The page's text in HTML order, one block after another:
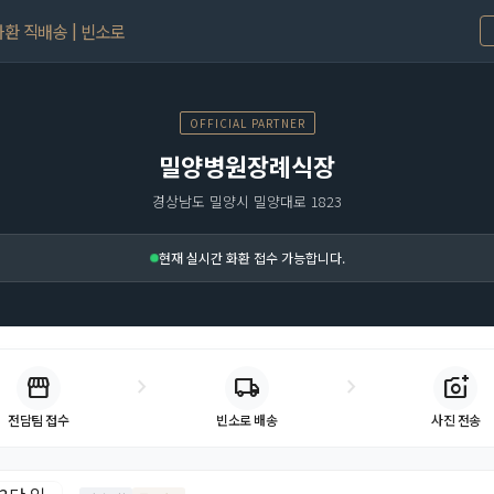
직배송 | 빈소로
OFFICIAL PARTNER
밀양병원장례식장
경상남도 밀양시 밀양대로 1823
현재 실시간 화환 접수 가능합니다.
storefront
전담팀 접수
chevron_right local_shipping
빈소로 배송
chevron_right add_a_photo
사진 전송